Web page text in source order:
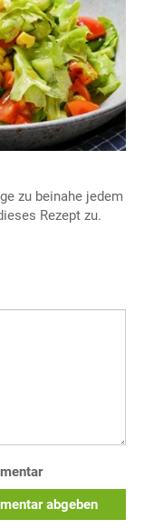
zu beinahe jedem
Rezept zu.
abgeben